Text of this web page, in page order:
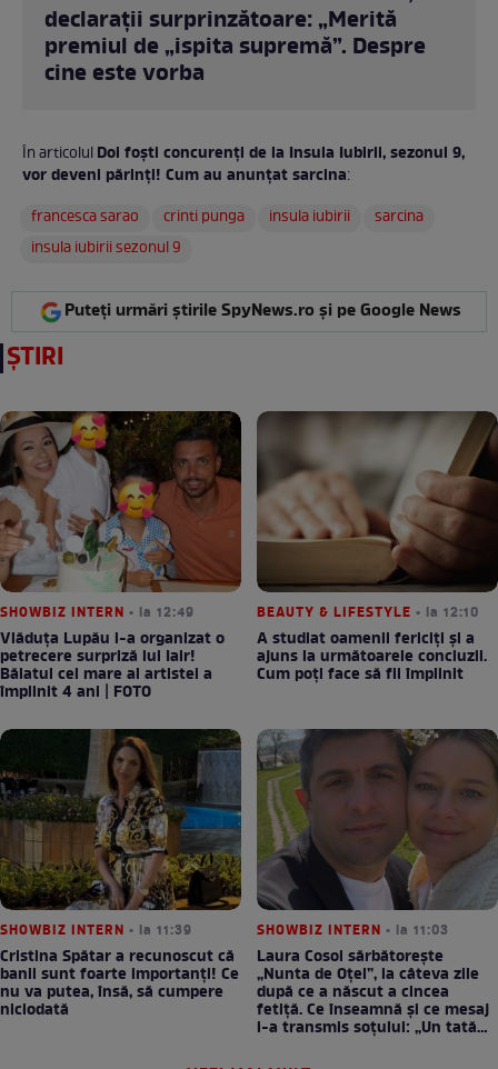
declarații surprinzătoare: „Merită
premiul de „ispita supremă”. Despre
cine este vorba
În articolulDoi foști concurenți de la Insula Iubirii, sezonul 9,
vor deveni părinți! Cum au anunțat sarcina:
francesca sarao
crinti punga insula iubirii
sarcina
insula iubirii sezonul 9
Puteți urmări știrile SpyNews.ro și pe Google News
ȘTIRI
SHOWBIZ INTERN • la 12:49
Vlăduța Lupău i-a organizat o
petrecere surpriză lui Iair!
Băiatul cel mare al artistei a
împlinit 4 ani | FOTO
BEAUTY & LIFESTYLE • la 12:10
A studiat oamenii fericiți și a
ajuns la următoarele concluzii.
Cum poți face să fii împlinit
SHOWBIZ INTERN • la 11:39
Cristina Spătar a recunoscut că
banii sunt foarte importanți! Ce
nu va putea, însă, să cumpere
niciodată
SHOWBIZ INTERN • la 11:03
Laura Cosoi sărbătorește
„Nunta de Oțel”, la câteva zile
după ce a născut a cincea
fetiță. Ce înseamnă și ce mesaj
i-a transmis soțului: „Un tată